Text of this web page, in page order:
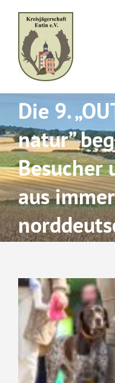
content
Die 9.
natur”
Besucher
aus
Zeige
grösseres
Bild